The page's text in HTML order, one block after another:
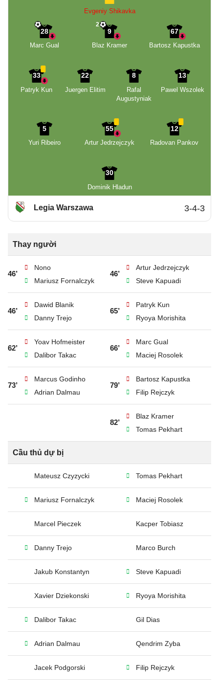
Evgeniy Shikavka
28
Marc Gual
9
2
Blaz Kramer
67
Bartosz Kapustka
33
Patryk Kun
22
Juergen Elitim
8
Rafal
Augustyniak
13
Pawel Wszolek
5
Yuri Ribeiro
55
Artur Jedrzejczyk
12
Radovan Pankov
30
Dominik Hladun
Legia Warszawa 3-4-3
Thay người
46’
Nono
Mariusz Fornalczyk
46’
Artur Jedrzejczyk
Steve Kapuadi
46’
Dawid Blanik
Danny Trejo
65’
Patryk Kun
Ryoya Morishita
62’
Yoav Hofmeister
Dalibor Takac
66’
Marc Gual
Maciej Rosolek
73’
Marcus Godinho
Adrian Dalmau
79’
Bartosz Kapustka
Filip Rejczyk
82’
Blaz Kramer
Tomas Pekhart
Cầu thủ dự bị
Mateusz Czyzycki Tomas Pekhart
Mariusz Fornalczyk Maciej Rosolek
Marcel Pieczek Kacper Tobiasz
Danny Trejo Marco Burch
Jakub Konstantyn Steve Kapuadi
Xavier Dziekonski Ryoya Morishita
Dalibor Takac Gil Dias
Adrian Dalmau Qendrim Zyba
Jacek Podgorski Filip Rejczyk